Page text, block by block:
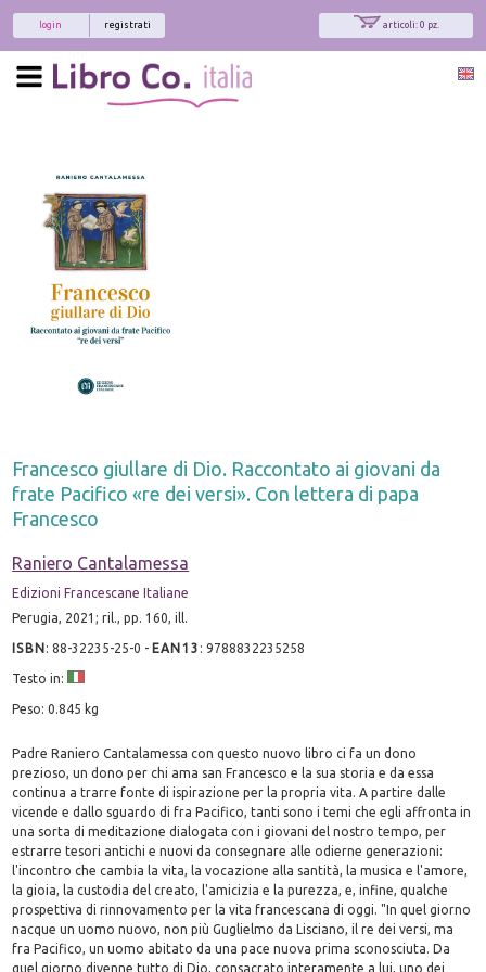
articoli: 0 pz.
registrati
login
Francesco giullare di Dio. Raccontato ai giovani da
frate Pacifico «re dei versi». Con lettera di papa
Francesco
Raniero Cantalamessa
Edizioni Francescane Italiane
Perugia, 2021; ril., pp. 160, ill.
ISBN:88-32235-25-0 - EAN13 :9788832235258
Testo in:
Peso: 0.845 kg
Padre Raniero Cantalamessa con questo nuovo libro ci fa un dono
prezioso, un dono per chi ama san Francesco e la sua storia e da essa
continua a trarre fonte di ispirazione per la propria vita. A partire dalle
vicende e dallo sguardo di fra Pacifico, tanti sono i temi che egli affronta in
una sorta di meditazione dialogata con i giovani del nostro tempo, per
estrarre tesori antichi e nuovi da consegnare alle odierne generazioni:
l'incontro che cambia la vita, la vocazione alla santità, la musica e l'amore,
la gioia, la custodia del creato, l'amicizia e la purezza, e, infine, qualche
prospettiva di rinnovamento per la vita francescana di oggi. "In quel giorno
nacque un uomo nuovo, non più Guglielmo da Lisciano, il re dei versi, ma
fra Pacifico, un uomo abitato da una pace nuova prima sconosciuta. Da
quel giorno divenne tutto di Dio, consacrato interamente a lui, uno dei